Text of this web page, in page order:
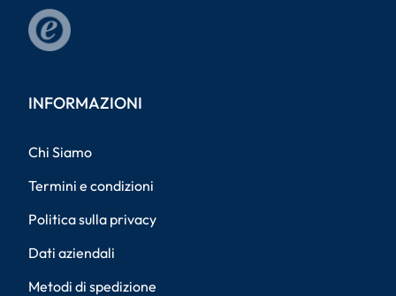
INFORMAZIONI
Chi Siamo
Termini e condizioni
Politica sulla privacy
Dati aziendali
Metodi di spedizione